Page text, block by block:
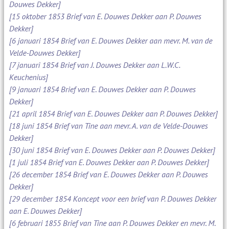
Douwes Dekker]
[15 oktober 1853 Brief van E. Douwes Dekker aan P. Douwes
Dekker]
[6 januari 1854 Brief van E. Douwes Dekker aan mevr. M. van de
Velde-Douwes Dekker]
[7 januari 1854 Brief van J. Douwes Dekker aan L.W.C.
Keuchenius]
[9 januari 1854 Brief van E. Douwes Dekker aan P. Douwes
Dekker]
[21 april 1854 Brief van E. Douwes Dekker aan P. Douwes Dekker]
[18 juni 1854 Brief van Tine aan mevr. A. van de Velde-Douwes
Dekker]
[30 juni 1854 Brief van E. Douwes Dekker aan P. Douwes Dekker]
[1 juli 1854 Brief van E. Douwes Dekker aan P. Douwes Dekker]
[26 december 1854 Brief van E. Douwes Dekker aan P. Douwes
Dekker]
[29 december 1854 Koncept voor een brief van P. Douwes Dekker
aan E. Douwes Dekker]
[6 februari 1855 Brief van Tine aan P. Douwes Dekker en mevr. M.